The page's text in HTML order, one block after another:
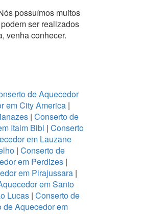
possuímos muitos
ser realizados
venha conhecer.
de Aquecedor
em City America |
| Conserto de
Itaim Bibi | Conserto
em Lauzane
| Conserto de
em Perdizes |
em Pirajussara |
em Santo
Lucas | Conserto de
de Aquecedor em